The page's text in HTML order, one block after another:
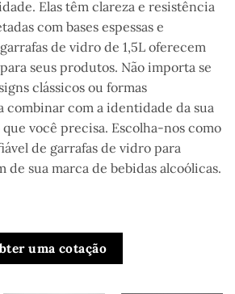
Elas têm clareza e resistência
com bases espessas e
de vidro de 1,5L oferecem
seus produtos. Não importa se
clássicos ou formas
combinar com a identidade da sua
você precisa. Escolha-nos como
de garrafas de vidro para
de sua marca de bebidas alcoólicas.
uma cotação